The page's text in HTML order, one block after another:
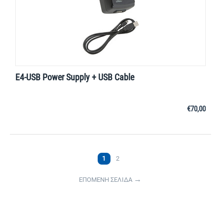
E4-USB Power Supply + USB Cable
€70,00
1 2
ΕΠΟΜΕΝΗ ΣΕΛΙΔΑ